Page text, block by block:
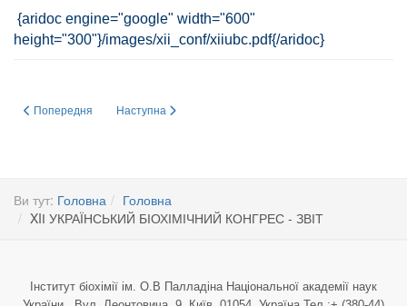
{aridoc engine="google" width="600"
height="300"}/images/xii_conf/xiiubc.pdf{/aridoc}
Попередня стаття: 25-річчя української антарктичної станції «Академік
Попередня Наступна стаття: ДО 100 – РІЧЧЯ НАЦІОНАЛЬНОЇ
Наступна
Ви тут: Головна
Головна
XIІ УКРАЇНСЬКИЙ БІОХІМІЧНИЙ КОНГРЕС - ЗВІТ
Інститут біохімії ім. О.В Палладіна Національної академії наук